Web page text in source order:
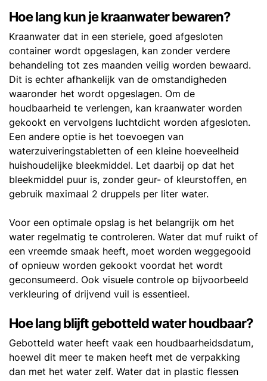
Hoe lang kun je kraanwater bewaren?
Kraanwater dat in een steriele, goed afgesloten
container wordt opgeslagen, kan zonder verdere
behandeling tot zes maanden veilig worden bewaard.
Dit is echter afhankelijk van de omstandigheden
waaronder het wordt opgeslagen. Om de
houdbaarheid te verlengen, kan kraanwater worden
gekookt en vervolgens luchtdicht worden afgesloten.
Een andere optie is het toevoegen van
waterzuiveringstabletten of een kleine hoeveelheid
huishoudelijke bleekmiddel. Let daarbij op dat het
bleekmiddel puur is, zonder geur- of kleurstoffen, en
gebruik maximaal 2 druppels per liter water.
Voor een optimale opslag is het belangrijk om het
water regelmatig te controleren. Water dat muf ruikt of
een vreemde smaak heeft, moet worden weggegooid
of opnieuw worden gekookt voordat het wordt
geconsumeerd. Ook visuele controle op bijvoorbeeld
verkleuring of drijvend vuil is essentieel.
Hoe lang blijft gebotteld water houdbaar?
Gebotteld water heeft vaak een houdbaarheidsdatum,
hoewel dit meer te maken heeft met de verpakking
dan met het water zelf. Water dat in plastic flessen